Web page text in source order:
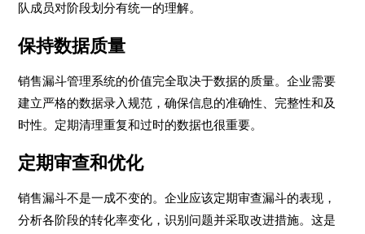
队成员对阶段划分有统一的理解。
保持数据质量
销售漏斗管理系统的价值完全取决于数据的质量。企业需要
建立严格的数据录入规范，确保信息的准确性、完整性和及
时性。定期清理重复和过时的数据也很重要。
定期审查和优化
销售漏斗不是一成不变的。企业应该定期审查漏斗的表现，
分析各阶段的转化率变化，识别问题并采取改进措施。这是